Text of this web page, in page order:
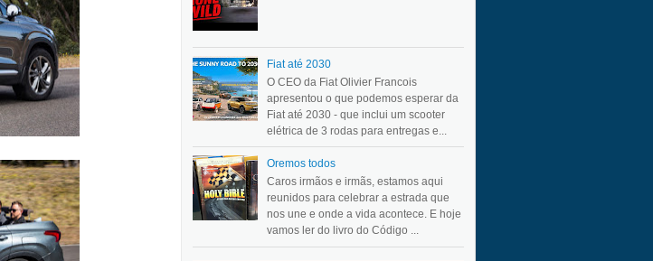
Fiat até 2030
O CEO da Fiat Olivier Francois
apresentou o que podemos esperar da
Fiat até 2030 - que inclui um scooter
elétrica de 3 rodas para entregas e...
Oremos todos
Caros irmãos e irmãs, estamos aqui
reunidos para celebrar a estrada que
nos une e onde a vida acontece. E hoje
vamos ler do livro do Código ...